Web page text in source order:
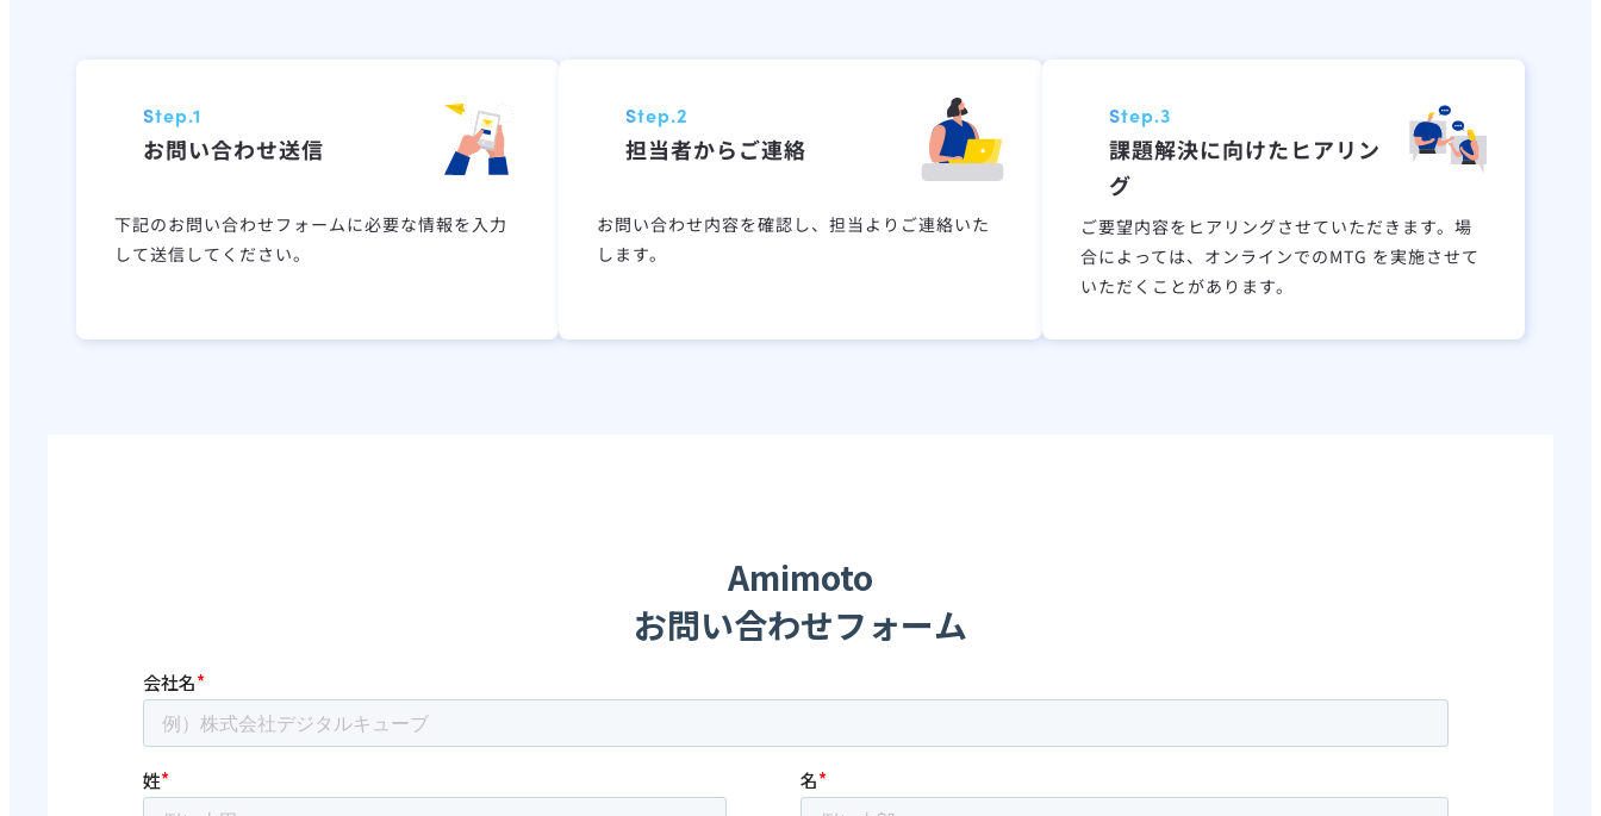
Step.1
お問い合わせ送信
下記のお問い合わせフォームに必要な情報を入力
して送信してください。
Step.2
担当者からご連絡
お問い合わせ内容を確認し、担当よりご連絡いた
します。
Step.3
課題解決に向けたヒアリン
グ
ご要望内容をヒアリングさせていただきます。場
合によっては、オンラインでのMTG を実施させて
いただくことがあります。